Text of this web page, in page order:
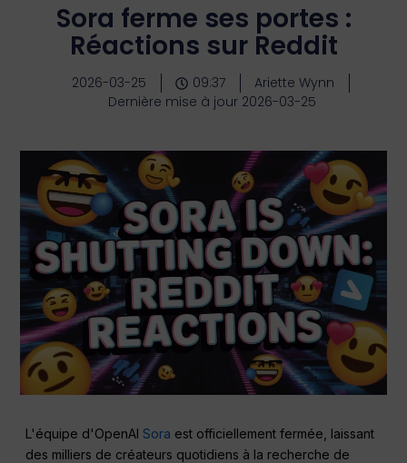
Sora ferme ses portes :
Réactions sur Reddit
2026-03-25 09:37
Ariette Wynn
Dernière mise à jour 2026-03-25
L'équipe d'OpenAISora est officiellement fermée, laissant
des milliers de créateurs quotidiens à la recherche de